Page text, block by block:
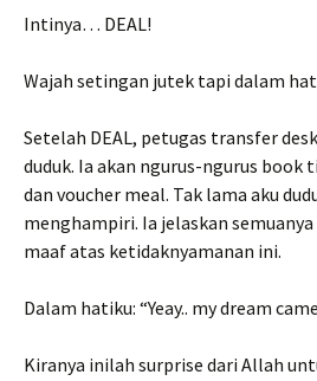
Intinya… DEAL!
Wajah setingan jutek tapi dalam
Setelah DEAL, petugas transfer
duduk. Ia akan ngurus-ngurus
dan voucher meal. Tak lama aku
menghampiri. Ia jelaskan
maaf atas ketidaknyamanan ini.
Dalam hatiku: “Yeay.. my dream
Kiranya inilah surprise dari Allah